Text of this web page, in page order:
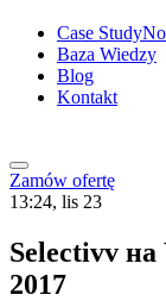
Case Study
Baza Wiedzy
Blog
Kontakt
Zamów ofertę
13:24, lis 23
Selectivv
2017